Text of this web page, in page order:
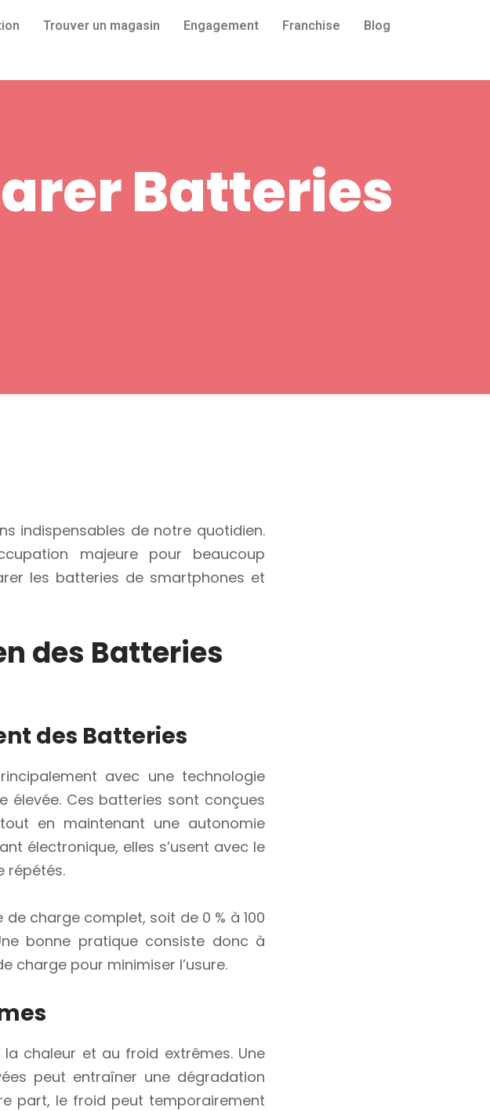
Trouver un magasin Engagement Franchise Blog
Batteries
indispensables de notre quotidien.
majeure pour beaucoup
les batteries de smartphones et
des Batteries
des Batteries
avec une technologie
élevée. Ces batteries sont conçues
en maintenant une autonomie
électronique, elles s’usent avec le
répétés.
charge complet, soit de 0 % à 100
bonne pratique consiste donc à
charge pour minimiser l’usure.
chaleur et au froid extrêmes. Une
peut entraîner une dégradation
part, le froid peut temporairement